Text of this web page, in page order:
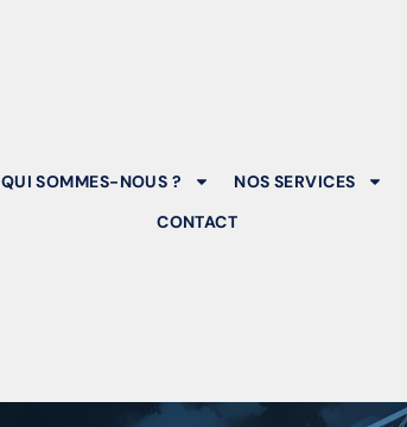
QUI SOMMES-NOUS ? NOS SERVICES
CONTACT